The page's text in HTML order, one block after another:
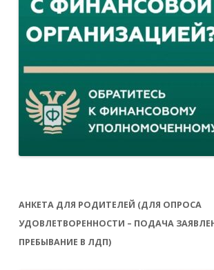
АНКЕТА ДЛЯ РОДИТЕЛЕЙ (ДЛЯ ОПРОСА
УДОВЛЕТВОРЕННОСТИ – ПОДАЧА
ПРЕБЫВАНИЕ В ЛДП)